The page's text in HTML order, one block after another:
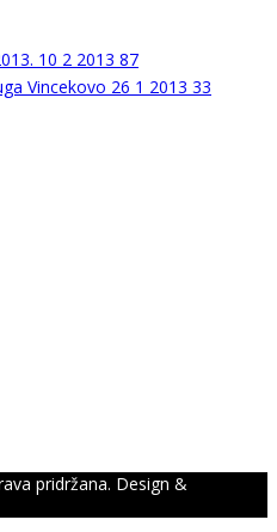
pridržana. Design &